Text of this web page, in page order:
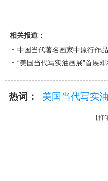
相关报道：
中国当代著名画家中原行作
“美国当代写实油画展”首展
热词： 美国当代写实
【打